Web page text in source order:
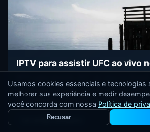
IPTV para assistir UFC ao vivo
de 2026 sobre iptv ufc ao vivo,
estabilidade, requisitos e dicas práticas
Ler artigo completo
Usamos cookies essenciais e tecnologias
melhorar sua experiência e medir
você concorda com nossa Política de
Recusar